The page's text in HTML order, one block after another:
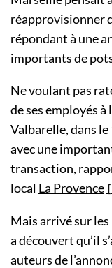
réapprovisionner
répondant à une
importants de
Ne voulant pas
de ses employés
Valbarelle, dans
avec une
transaction,
local La Provence
Mais arrivé sur les
a découvert qu’il
auteurs de